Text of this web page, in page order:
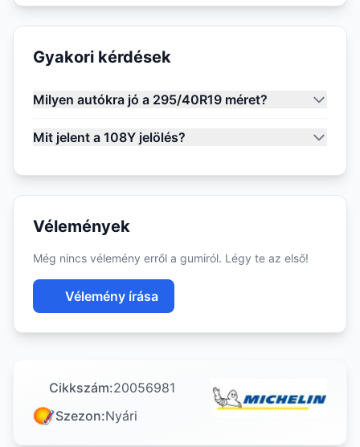
Gyakori kérdések
Milyen autókra jó a 295/40R19 méret?
Mit jelent a 108Y jelölés?
Vélemények
Még nincs vélemény erről a gumiról. Légy te az első!
Vélemény írása
Cikkszám:20056981
Szezon:Nyári